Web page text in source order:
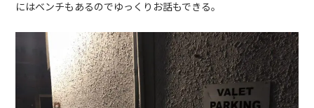
にはベンチもあるのでゆっくりお話もできる。